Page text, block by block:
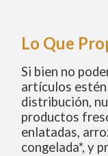
Lo Que
Si bien no
artículos estén
distribución,
productos
enlatadas,
congelada*, y